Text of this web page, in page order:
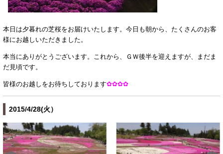
本日は夕暮れの芝桜をお届けいたします。今日も朝から、たくさんのお客
様にお越しいただきました。
本当にありがとうございます。これから、ＧＷ後半を迎えますが、まだま
だ見頃です。
皆様のお越しをお待ちしております✿✿✿✿
2015/4/28(火）